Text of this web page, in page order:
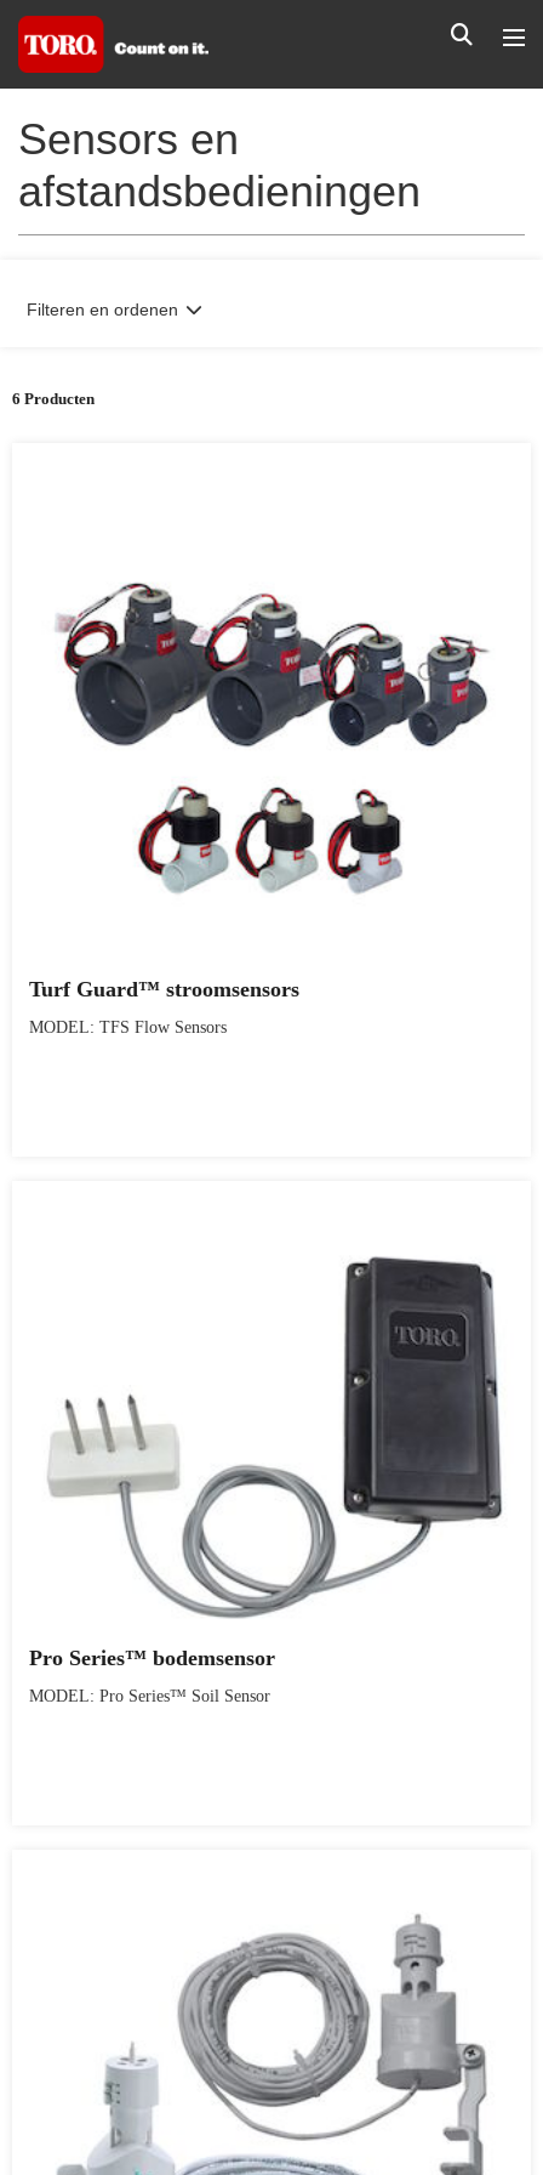
Sensors en
afstandsbedieningen
6 Producten
Filteren en ordenen
Turf Guard™ stroomsensors
MODEL: TFS Flow Sensors
Pro Series™ bodemsensor
MODEL: Pro Series™ Soil Sensor